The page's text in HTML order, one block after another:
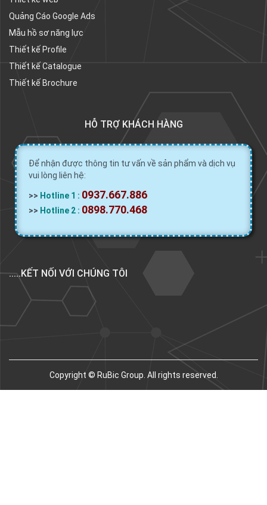
Quảng Cáo Google Ads
Mẫu hồ sơ năng lực
Thiết kế Profile
Thiết kế Catalogue
Thiết kế Brochure
HỖ TRỢ KHÁCH HÀNG
Để nhận được thông tin tư vấn về sản phẩm và dịch vụ
vui lòng liên hệ:
>> Hotline 1 : 0937.667.886
>> Hotline 2 : 0898.770.468
.....KẾT NỐI VỚI CHÚNG TÔI
Copyright © RuBic Group. All rights reserved.